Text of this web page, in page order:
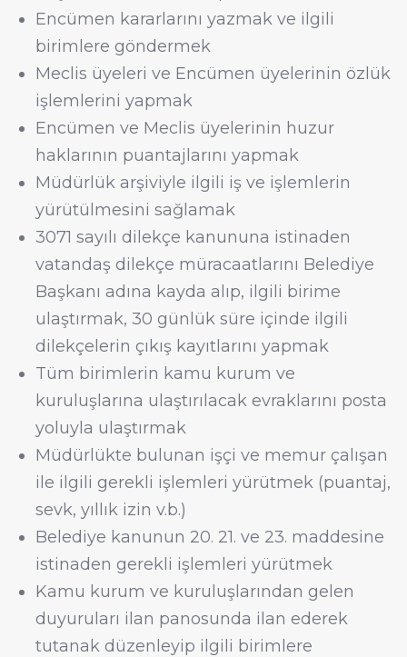
Encümen kararlarını yazmak ve ilgili
birimlere göndermek
Meclis üyeleri ve Encümen üyelerinin özlük
işlemlerini yapmak
Encümen ve Meclis üyelerinin huzur
haklarının puantajlarını yapmak
Müdürlük arşiviyle ilgili iş ve işlemlerin
yürütülmesini sağlamak
3071 sayılı dilekçe kanununa istinaden
vatandaş dilekçe müracaatlarını Belediye
Başkanı adına kayda alıp, ilgili birime
ulaştırmak, 30 günlük süre içinde ilgili
dilekçelerin çıkış kayıtlarını yapmak
Tüm birimlerin kamu kurum ve
kuruluşlarına ulaştırılacak evraklarını posta
yoluyla ulaştırmak
Müdürlükte bulunan işçi ve memur çalışan
ile ilgili gerekli işlemleri yürütmek (puantaj,
sevk, yıllık izin v.b.)
Belediye kanunun 20. 21. ve 23. maddesine
istinaden gerekli işlemleri yürütmek
Kamu kurum ve kuruluşlarından gelen
duyuruları ilan panosunda ilan ederek
tutanak düzenleyip ilgili birimlere